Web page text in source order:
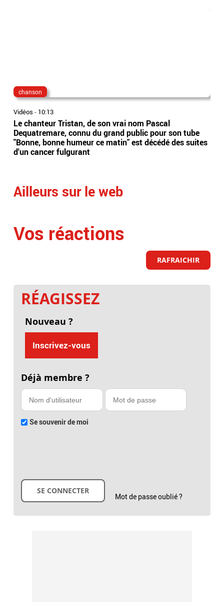
chanson
Vidéos - 10:13
Le chanteur Tristan, de son vrai nom Pascal
Dequatremare, connu du grand public pour son tube
"Bonne, bonne humeur ce matin" est décédé des suites
d'un cancer fulgurant
Ailleurs sur le web
Vos réactions
RAFRAICHIR
RÉAGISSEZ
Nouveau ?
Inscrivez-vous
Déjà membre ?
Se souvenir de moi
Mot de passe oublié ?